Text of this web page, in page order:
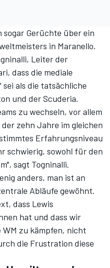
Gerüchte über ein
in Maranello.
Leiter der
dass die mediale
als die tatsächliche
und der Scuderia.
zu wechseln, vor allem
zehn Jahre im gleichen
Erfahrungsniveau
schwierig, sowohl für den
sagt Togninalli.
anders, man ist an
Abläufe gewöhnt.
dass Lewis
hat und dass wir
WM zu kämpfen, nicht
die Frustration diese